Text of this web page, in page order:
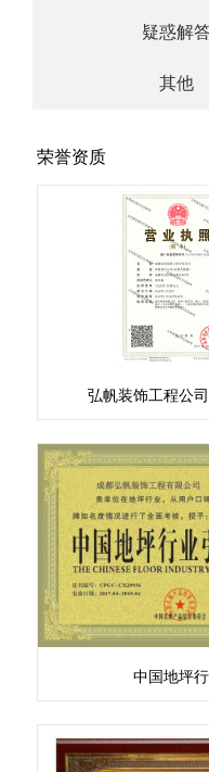
疑惑解
其他
荣誉资质
弘帆装饰工程公
中国地坪